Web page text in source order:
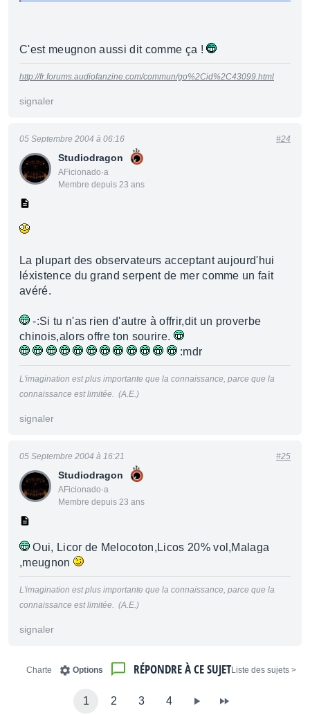
C'est meugnon aussi dit comme ça !
http://fr.forums.audiofanzine.com/commun/go%2Cid%2C43099.html
signaler
Studiodragon
AFicionado·a
Membre depuis 23 ans
05 Septembre 2004 à 06:16 #24
La plupart des observateurs acceptant aujourd'hui
léxistence du grand serpent de mer comme un fait
avéré.
-:Si tu n'as rien d'autre à offrir,dit un proverbe
chinois,alors offre ton sourire.
:mdr
L'imagination est plus importante que la connaissance, parce que la
connaissance est limitée. (A.E.)
signaler
Studiodragon
AFicionado·a
Membre depuis 23 ans
05 Septembre 2004 à 16:21 #25
Oui, Licor de Melocoton,Licos 20% vol,Malaga
,meugnon
L'imagination est plus importante que la connaissance, parce que la
connaissance est limitée. (A.E.)
signaler
< Liste des sujets
RÉPONDRE À CE SUJET
Options
Charte
1 2 3 4